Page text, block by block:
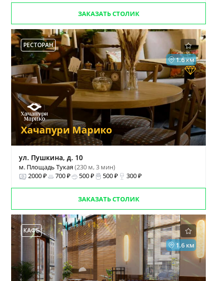
ЗАКАЗАТЬ СТОЛИК
РЕСТОРАН
1.6 км
Хачапури Марико
ул. Пушкина, д. 10
м. Площадь Тукая(230 м, 3 мин)
2000 ₽
700 ₽ 500 ₽ 500 ₽ 300 ₽
ЗАКАЗАТЬ СТОЛИК
КАФЕ
1.6 км